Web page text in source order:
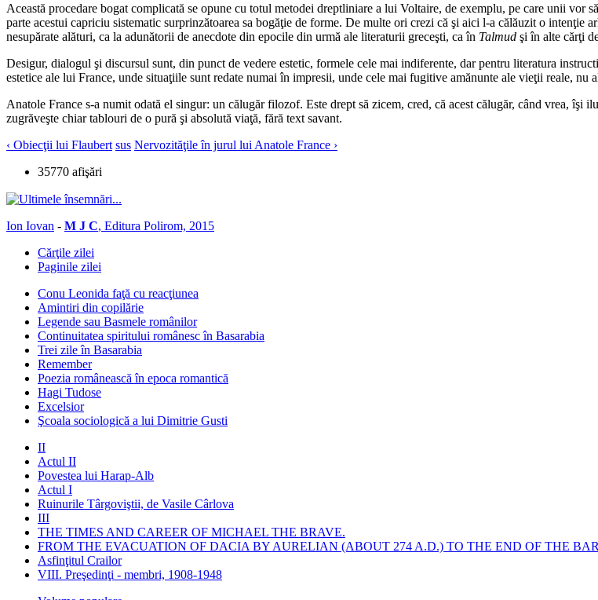
Această procedare bogat complicată se opune cu totul metodei dreptliniare a lui Voltaire, de exemplu, pe care unii
parte acestui capriciu sistematic surprinzătoarea sa bogăţie de forme. De multe ori crezi că şi aici l-a călăuzit o
nesupărate alături, ca la adunătorii de anecdote din epocile din urmă ale literaturii greceşti, ca în Talmud şi în alte cărţi
Desigur, dialogul şi discursul sunt, din punct de vedere estetic, formele cele mai indiferente, dar pentru literatura
estetice ale lui France, unde situaţiile sunt redate numai în impresii, unde cele mai fugitive amănunte ale vieţii reale, nu
Anatole France s-a numit odată el singur: un călugăr filozof. Este drept să zicem, cred, că acest călugăr, când vrea, îşi
zugrăveşte chiar tablouri de o pură şi absolută viaţă, fără text savant.
‹ Obiecţii lui Flaubert sus Nervozităţile în jurul lui Anatole France ›
35770 afişări
Ion Iovan - M J C, Editura Polirom, 2015
Cărţile zilei
Paginile zilei
Conu Leonida faţă cu reacţiunea
Amintiri din copilărie
Legende sau Basmele românilor
Continuitatea spiritului românesc în Basarabia
Trei zile în Basarabia
Remember
Poezia românească în epoca romantică
Hagi Tudose
Excelsior
Şcoala sociologică a lui Dimitrie Gusti
II
Actul II
Povestea lui Harap-Alb
Actul I
Ruinurile Târgoviştii, de Vasile Cârlova
III
THE TIMES AND CAREER OF MICHAEL THE BRAVE.
FROM THE EVACUATION OF DACIA BY AURELIAN (ABOUT 274 A.D.) TO THE END OF THE
Asfinţitul Crailor
VIII. Preşedinţi - membri, 1908-1948